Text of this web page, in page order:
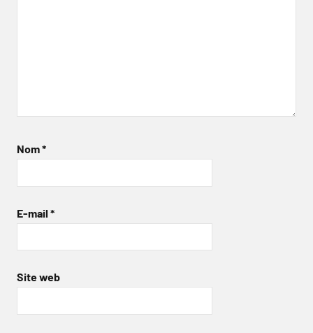
Nom*
E-mail *
Site web